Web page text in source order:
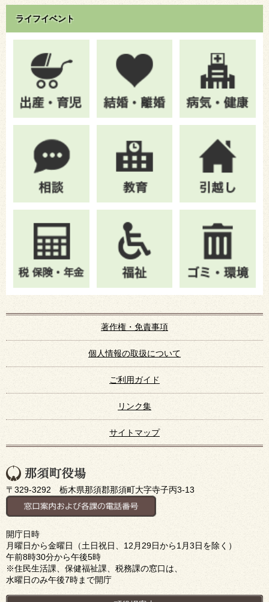
ライフイベント
著作権・免責事項
個人情報の取扱について
ご利用ガイド
リンク集
サイトマップ
〒329-3292 栃木県那須郡那須町大字寺子丙3-13
開庁日時
月曜日から金曜日（土日祝日、12月29日から1月3日を除く）
午前8時30分から午後5時
※住民生活課、保健福祉課、税務課の窓口は、
水曜日のみ午後7時まで開庁